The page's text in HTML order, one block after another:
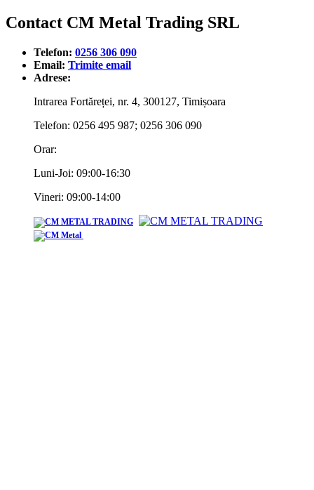
Contact CM Metal Trading SRL
Telefon: 0256 306 090
Email: Trimite email
Adrese:
Intrarea Fortăreței, nr. 4, 300127, Timișoara
Telefon: 0256 495 987; 0256 306 090
Orar:
Luni-Joi: 09:00-16:30
Vineri: 09:00-14:00